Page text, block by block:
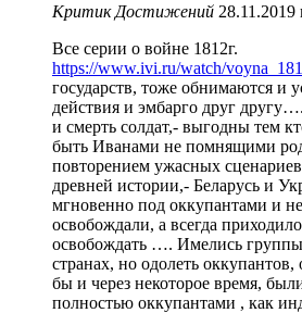
Критик Достижений 28.11.2019
Все серии о войне 1812г.
https://www.ivi.ru/watch/
государств, тоже обнимаются и
действия и эмбарго друг
и смерть солдат,- выгодны тем
быть Иванами не помнящими
повторением ужасных
древней истории,- Беларусь и
мгновенно под оккупантами и
освобождали, а всегда
освобождать …. Имелись
странах, но одолеть
бы и через некоторое время,
полностью оккупантами , как